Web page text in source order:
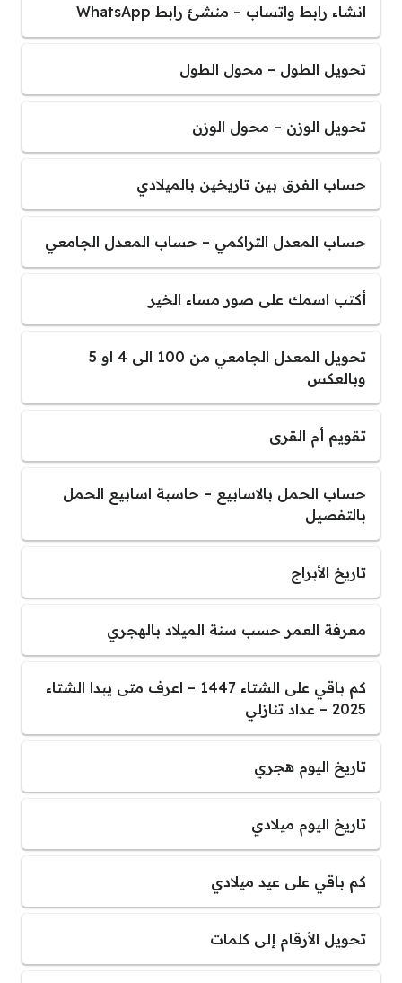
انشاء رابط واتساب – منشئ رابط WhatsApp
تحويل الطول – محول الطول
تحويل الوزن – محول الوزن
حساب الفرق بين تاريخين بالميلادي
حساب المعدل التراكمي – حساب المعدل الجامعي
أكتب اسمك على صور مساء الخير
تحويل المعدل الجامعي من 100 الى 4 او 5
وبالعكس
تقويم أم القرى
حساب الحمل بالاسابيع – حاسبة اسابيع الحمل
بالتفصيل
تاريخ الأبراج
معرفة العمر حسب سنة الميلاد بالهجري
كم باقي على الشتاء 1447 – اعرف متى يبدا الشتاء
2025 – عداد تنازلي
تاريخ اليوم هجري
تاريخ اليوم ميلادي
كم باقي على عيد ميلادي
تحويل الأرقام إلى كلمات